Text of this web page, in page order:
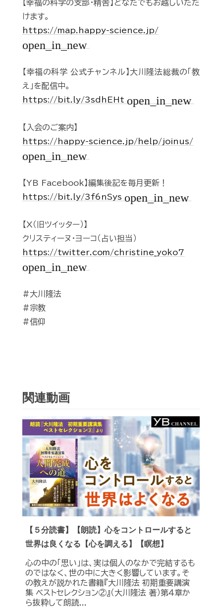
【幸福の科学の支部・精舎】どなたでもお越しいただ
けます。
https://map.happy-science.jp/
open_in_new
【幸福の科学 公式チャンネル】大川隆法総裁の「教
え」を配信中。
https://bit.ly/3sdhEHt open_in_new
【入会のご案内】
https://happy-science.jp/help/joinus/
open_in_new
【YB Facebook】編集後記を毎月更新！
https://bit.ly/3f6nSys open_in_new
【X（旧ツイッター）】
クリスティーヌ・ヨーコ（占い担当）
https://twitter.com/christine_yoko7
open_in_new
#大川隆法
#宗教
#信仰
関連動画
【５分読書】【朗読】心をコントロールすると
世界は良くなる【心を調える】【瞑想】
心の中の「思い」は、実は個人のなかで完結するも
のではなく、世の中に大きく影響しています。そ
の教えが説かれた書籍『大川隆法 初期重要講演
集 ベストセレクション②』（大川隆法 著）第４章か
ら抜粋して朗読...